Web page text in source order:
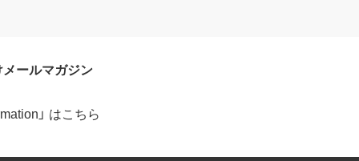
ールマガジン
」 はこちら